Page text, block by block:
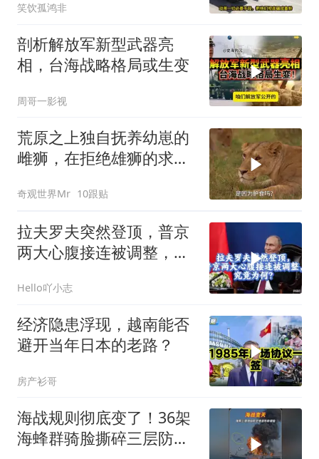
笑饮孤鸿非
剖析解放军新型武器亮
相，台海战略格局或生变
周哥一影视
荒原之上独自抚养幼崽的
雌狮，在拒绝雄狮的求偶
奇观世界Mr 10跟贴
拉夫罗夫突然登顶，普京
两大心腹接连被调整，究
Hello吖小志
经济隐患浮现，越南能否
避开当年日本的老路？
房产衫哥
海战规则彻底变了！36架
海蜂群骑脸撕碎三层防空